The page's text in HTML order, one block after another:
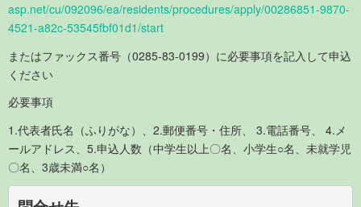
asp.net/cu/092096/ea/residents/procedures/apply/00286851-9870-
4521-a82c-53545fbf01d1/start
またはファックス番号（0285-83-0199）に必要事項を記入して申込
ください
必要事項
1.代表者氏名（ふりがな）、2.郵便番号・住所、 3.電話番号、 4.メ
ールアドレス、5.申込人数（中学生以上〇名、小学生○名、未就学児
〇名、3歳未満○名）